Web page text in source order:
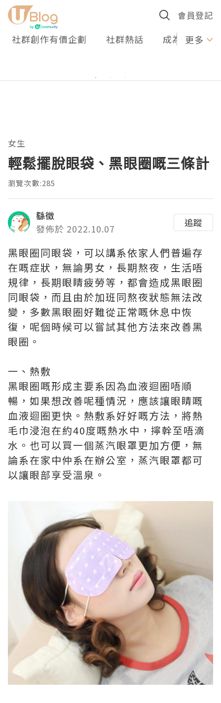
會員登記
社群創作有價企劃 社群熱話 成為U更多
女生
輕鬆擺脫眼袋、黑眼圈嘅三條計
瀏覽次數:285
繇徵
發佈於 2022.10.07
追蹤
黑眼圈同眼袋，可以講系依家人們普遍存
在嘅症狀，無論男女，長期熬夜，生活唔
規律，長期眼睛疲勞等，都會造成黑眼圈
同眼袋，而且由於加班同熬夜狀態無法改
變，多數黑眼圈好難從正常嘅休息中恢
復，呢個時候可以嘗試其他方法來改善黑
眼圈。
一、熱敷
黑眼圈嘅形成主要系因為血液迴圈唔順
暢，如果想改善呢種情況，應該讓眼睛嘅
血液迴圈更快。熱敷系好好嘅方法，將熱
毛巾浸泡在約40度嘅熱水中，擰幹至唔滴
水。也可以買一個蒸汽眼罩更加方便，無
論系在家中仲系在辦公室，蒸汽眼罩都可
以讓眼部享受溫泉。